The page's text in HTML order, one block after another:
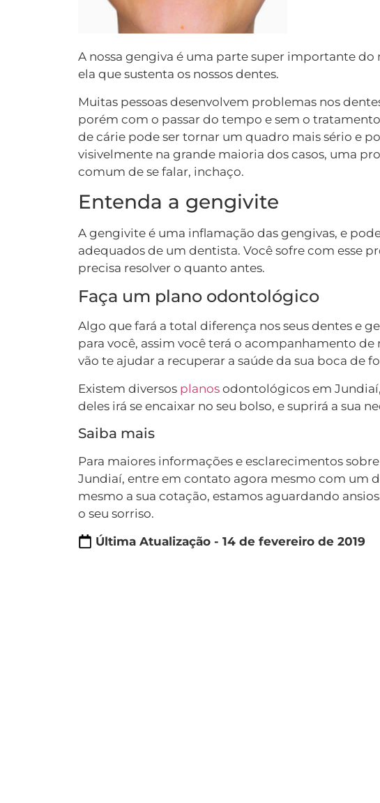
A nossa gengiva é uma parte super importante do
ela que sustenta os nossos dentes.
Muitas pessoas desenvolvem problemas nos
porém com o passar do tempo e sem o
de cárie pode ser tornar um quadro mais sério e
visivelmente na grande maioria dos casos, uma
comum de se falar, inchaço.
Entenda a gengivite
A gengivite é uma inflamação das gengivas, e
adequados de um dentista. Você sofre com esse
precisa resolver o quanto antes.
Faça um plano odontológico
Algo que fará a total diferença nos seus dentes e
para você, assim você terá o acompanhamento
vão te ajudar a recuperar a saúde da sua boca de
Existem diversos planos odontológicos em
deles irá se encaixar no seu bolso, e suprirá a sua
Saiba mais
Para maiores informações e esclarecimentos
Jundiaí, entre em contato agora mesmo com um
mesmo a sua cotação, estamos aguardando
o seu sorriso.
Última Atualização - 14 de fevereiro de 2019